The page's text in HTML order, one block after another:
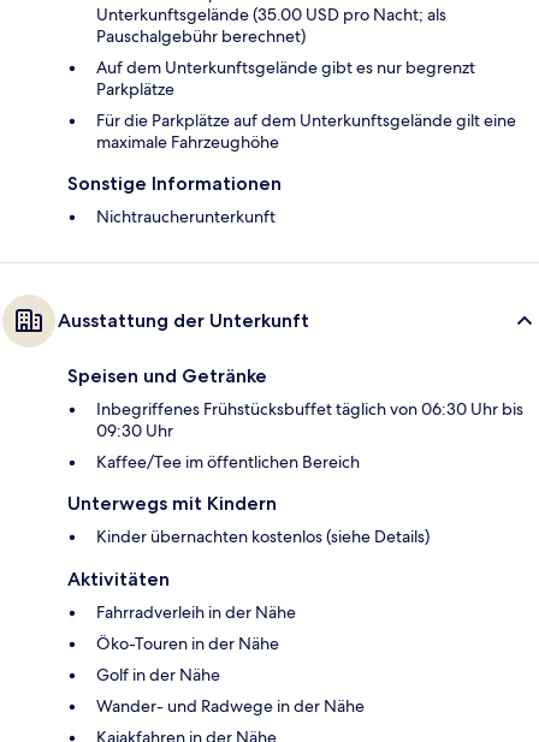
Unterkunftsgelände (35.00 USD pro Nacht; als
Pauschalgebühr berechnet)
Auf dem Unterkunftsgelände gibt es nur begrenzt
Parkplätze
Für die Parkplätze auf dem Unterkunftsgelände gilt eine
maximale Fahrzeughöhe
Sonstige Informationen
Nichtraucherunterkunft
Ausstattung der Unterkunft
Speisen und Getränke
Inbegriffenes Frühstücksbuffet täglich von 06:30 Uhr bis
09:30 Uhr
Kaffee/Tee im öffentlichen Bereich
Unterwegs mit Kindern
Kinder übernachten kostenlos (siehe Details)
Aktivitäten
Fahrradverleih in der Nähe
Öko-Touren in der Nähe
Golf in der Nähe
Wander- und Radwege in der Nähe
Kajakfahren in der Nähe